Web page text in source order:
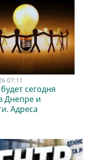
07:11
сегодня
Днепре и
Адреса